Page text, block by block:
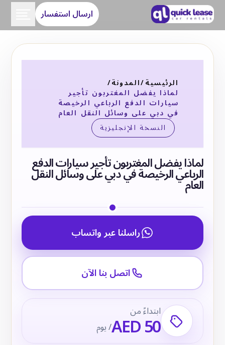
ارسال استفسار
الرئيسية/المدونة/
لماذا يفضل المغتربون تأجير
سيارات الدفع الرباعي الرخيصة
في دبي على وسائل النقل العام
النسخة الإنجليزية
لماذا يفضل المغتربون تأجير سيارات الدفع
الرباعي الرخيصة في دبي على وسائل النقل
العام
راسلنا عبر واتساب
اتصل بنا الآن
ابتداءً من
AED 50/ يوم